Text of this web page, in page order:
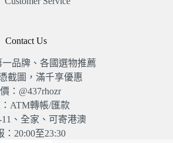
Contact Us
一品牌、各國選物推薦
截圖，滿千享優惠
：@437rhozr
ATM轉帳/匯款
、全家、可寄港澳
：20:00至23:30